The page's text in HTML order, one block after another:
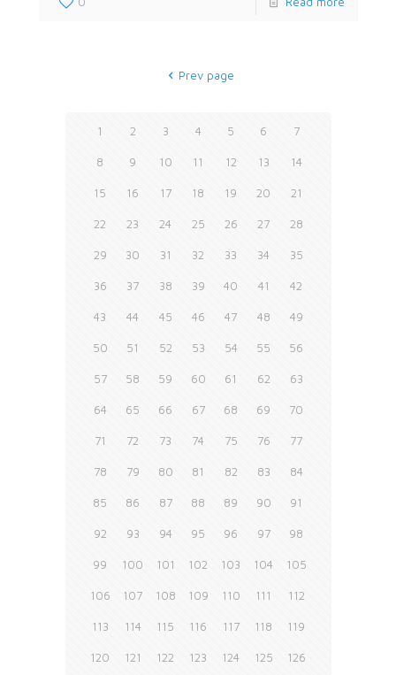
Prev page
1 2 3 4 5 6 7
8 9 10 11 12 13 14
15 16 17 18 19 20 21
22 23 24 25 26 27 28
29 30 31 32 33 34 35
36 37 38 39 40 41 42
43 44 45 46 47 48 49
50 51 52 53 54 55 56
57 58 59 60 61 62 63
64 65 66 67 68 69 70
71 72 73 74 75 76 77
78 79 80 81 82 83 84
85 86 87 88 89 90 91
92 93 94 95 96 97 98
99 100 101 102 103 104 105
106 107 108 109 110 111 112
113 114 115 116 117 118 119
120 121 122 123 124 125 126